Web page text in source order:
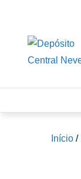
content
Início /